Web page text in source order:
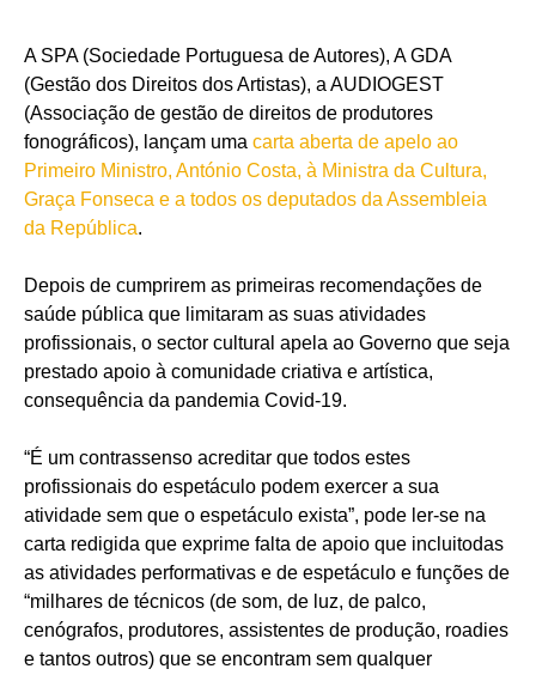
A SPA (Sociedade Portuguesa de Autores), A GDA
(Gestão dos Direitos dos Artistas), a AUDIOGEST
(Associação de gestão de direitos de produtores
fonográficos), lançam uma carta aberta de apelo ao
Primeiro Ministro, António Costa, à Ministra da Cultura,
Graça Fonseca e a todos os deputados da Assembleia
da República.
Depois de cumprirem as primeiras recomendações de
saúde pública que limitaram as suas atividades
profissionais, o sector cultural apela ao Governo que seja
prestado apoio à comunidade criativa e artística,
consequência da pandemia Covid-19.
“É um contrassenso acreditar que todos estes
profissionais do espetáculo podem exercer a sua
atividade sem que o espetáculo exista”, pode ler-se na
carta redigida que exprime falta de apoio que incluitodas
as atividades performativas e de espetáculo e funções de
“milhares de técnicos (de som, de luz, de palco,
cenógrafos, produtores, assistentes de produção, roadies
e tantos outros) que se encontram sem qualquer